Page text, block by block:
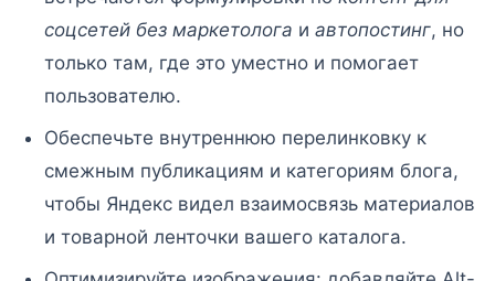
соцсетей без маркетолога и автопостинг, но
только там, где это уместно и помогает
пользователю.
Обеспечьте внутреннюю перелинковку к
смежным публикациям и категориям блога,
чтобы Яндекс видел взаимосвязь материалов
и товарной ленточки вашего каталога.